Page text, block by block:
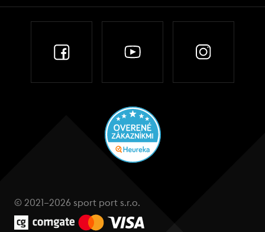
© 2021–2026 sport port s.r.o.